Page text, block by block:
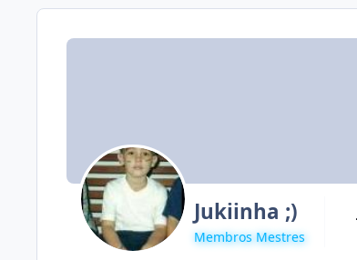
Jukiinha ;)
Membros Mestres